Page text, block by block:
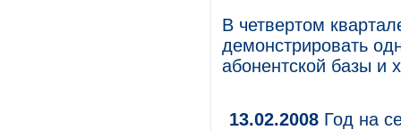
В четвертом
демонстрировать
абонентской базы и
13.02.2008 Год на